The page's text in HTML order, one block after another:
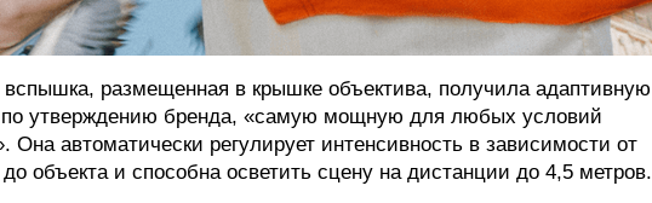
вспышка, размещенная в крышке объектива, получила адаптивную
утверждению бренда, «самую мощную для любых условий
Она автоматически регулирует интенсивность в зависимости от
до объекта и способна осветить сцену на дистанции до 4,5 метров.